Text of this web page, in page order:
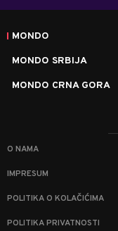
MONDO
MONDO SRBIJA
MONDO CRNA GORA
O NAMA
IMPRESUM
POLITIKA O KOLAČIĆIMA
POLITIKA PRIVATNOSTI